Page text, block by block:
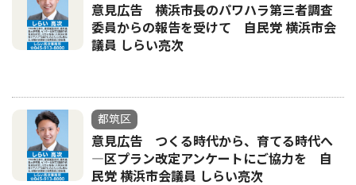
意見広告 横浜市長のパワハラ第三者調査
委員からの報告を受けて 自民党 横浜市会
議員 しらい亮次
都筑区
意見広告 つくる時代から、育てる時代へ
―区プラン改定アンケートにご協力を 自
民党 横浜市会議員 しらい亮次